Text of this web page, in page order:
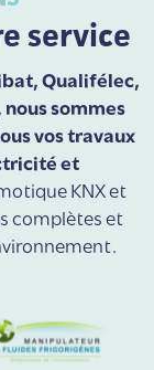
service
Qualifélec,
sommes
vos travaux
et
KNX et
complètes et